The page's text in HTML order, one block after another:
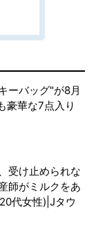
ーバッグ"が8月
豪華な7点入り
受け止められな
師がミルクをあ
代女性)|Jタウ